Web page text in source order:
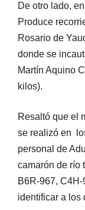
De otro lado,
Produce
Rosario de
donde se
Martín Aquino
kilos).
Resaltó que el
se realizó en
personal de
camarón de río
B6R-967,
identificar a los